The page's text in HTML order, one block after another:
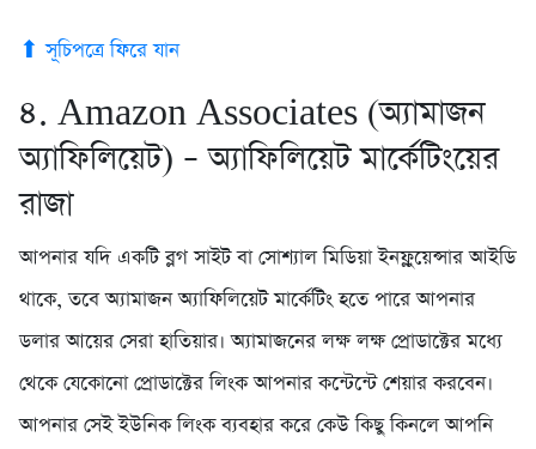
⬆ সূচিপত্রে ফিরে যান
৪. Amazon Associates (অ্যামাজন
অ্যাফিলিয়েট) – অ্যাফিলিয়েট মার্কেটিংয়ের
রাজা
আপনার যদি একটি ব্লগ সাইট বা সোশ্যাল মিডিয়া ইনফ্লুয়েন্সার আইডি
থাকে, তবে অ্যামাজন অ্যাফিলিয়েট মার্কেটিং হতে পারে আপনার
ডলার আয়ের সেরা হাতিয়ার। অ্যামাজনের লক্ষ লক্ষ প্রোডাক্টের মধ্যে
থেকে যেকোনো প্রোডাক্টের লিংক আপনার কন্টেন্টে শেয়ার করবেন।
আপনার সেই ইউনিক লিংক ব্যবহার করে কেউ কিছু কিনলে আপনি